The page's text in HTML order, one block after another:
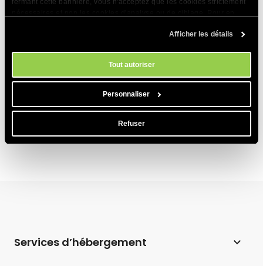
fermant cette bannière, vous n'acceptez que les cookies strictement
. Vous pouvez gérer vos préférences
Afficher les détails
Tout autoriser
Personnaliser
Refuser
Comment puis -je voir la version exacte de
Ressources Moodle supplémentaires -
modules, thèmes, etc.
Services d’hébergement